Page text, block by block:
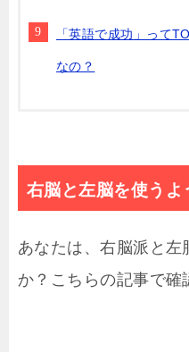
「英語で成功」って
なの？
右脳と左脳を使うよ
あなたは、右脳派と左
か？こちらの記事で確